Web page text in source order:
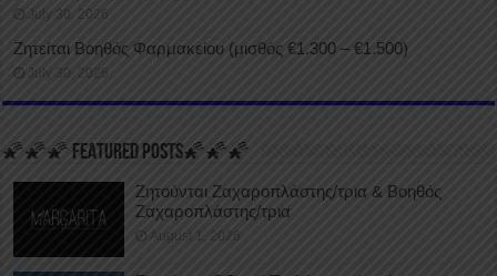
July 30, 2026
Ζητείται Βοηθός Φαρμακείου (μισθός €1.300 – €1.500)
July 30, 2026
🌠🌠🌠 FEATURED POSTS🌠🌠🌠
Ζητούνται Ζαχαροπλάστης/τρια & Βοηθός
Ζαχαροπλάστης/τρια
August 1, 2026